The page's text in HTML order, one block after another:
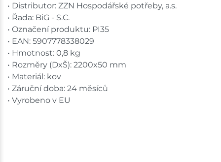
Skladem na prodejně - doručení do 7 dnů
Skladové množství na prodejnách je pouze orientační.
Ceny na prodejnách se mohou lišit od cen na e-
shopu.
• Distributor: ZZN Hospodářské potřeby, a.s.
• Řada: BiG - S.C.
• Označení produktu: PI35
• EAN: 5907778338029
• Hmotnost: 0,8 kg
• Rozměry (DxŠ): 2200x50 mm
• Materiál: kov
• Záruční doba: 24 měsíců
• Vyrobeno v EU